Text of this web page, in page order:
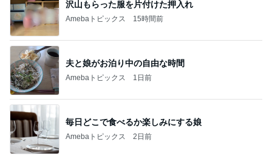
沢山もらった服を片付けた押入れ
Amebaトピックス 15時間前
夫と娘がお泊り中の自由な時間
Amebaトピックス 1日前
毎日どこで食べるか楽しみにする娘
Amebaトピックス 2日前